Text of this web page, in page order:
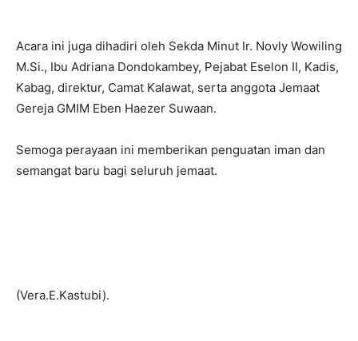
Acara ini juga dihadiri oleh Sekda Minut Ir. Novly Wowiling
M.Si., Ibu Adriana Dondokambey, Pejabat Eselon II, Kadis,
Kabag, direktur, Camat Kalawat, serta anggota Jemaat
Gereja GMIM Eben Haezer Suwaan.
Semoga perayaan ini memberikan penguatan iman dan
semangat baru bagi seluruh jemaat.
(Vera.E.Kastubi).